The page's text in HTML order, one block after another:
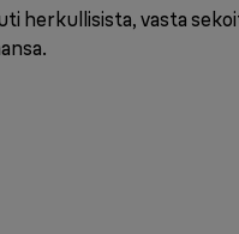
herkullisista, vasta